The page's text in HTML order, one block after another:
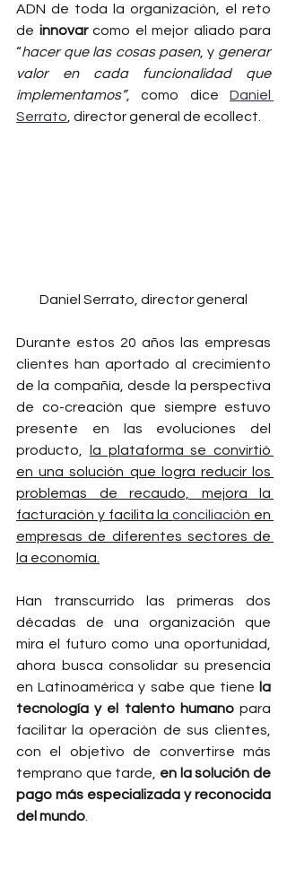
ADN de toda la organización, el reto
de innovar como el mejor aliado para
“hacer que las cosas pasen, y generar
valor en cada funcionalidad que
implementamos”, como dice Daniel
Serrato , director general de ecollect.
Daniel Serrato, director general
Durante estos 20 años las empresas
clientes han aportado al crecimiento
de la compañía, desde la perspectiva
de co-creación que siempre estuvo
presente en las evoluciones del
producto,
la plataforma se convirtió
en una solución que logra reducir los
problemas de recaudo, mejora la
facturación y facilita la conciliación en
empresas de diferentes sectores de
la economía.
Han transcurrido las primeras dos
décadas de una organización que
mira el futuro como una oportunidad,
ahora busca consolidar su presencia
en Latinoamérica y sabe que tiene la
tecnología y el talento humano para
facilitar la operación de sus clientes,
con el objetivo de convertirse más
temprano que tarde, en la solución de
pago más especializada y reconocida
del mundo.